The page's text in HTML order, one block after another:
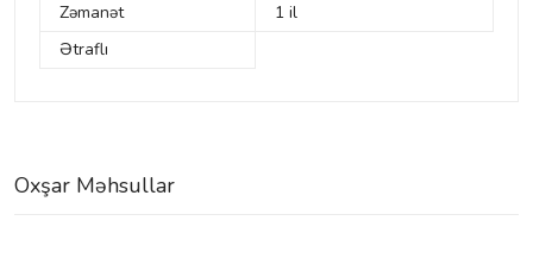
Zəmanət
1 il
Ətraflı
Oxşar Məhsullar